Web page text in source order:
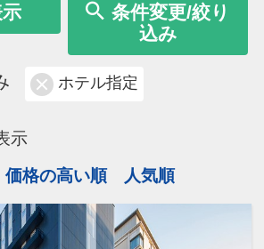
条件変更/絞り
込み
ホテル指定
示
価格の高い順 人気順